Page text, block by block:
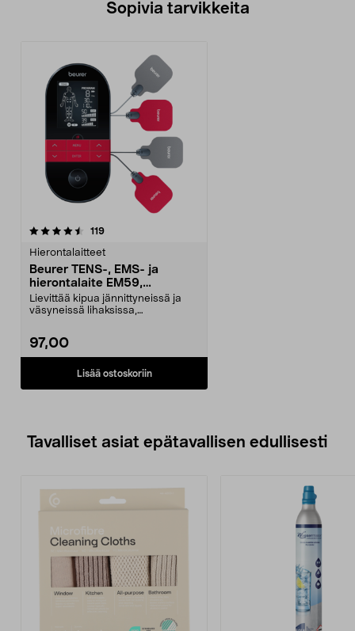
Sopivia tarvikkeita
119arvostelut
Hierontalaitteet
Beurer TENS-, EMS- ja
hierontalaite EM59,
lämmitettävä
Lievittää kipua jännittyneissä ja
väsyneissä lihaksissa,
97,00
Lisää ostoskoriin
Tavalliset asiat epätavallisen edullisesti